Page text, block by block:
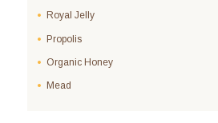
Royal Jelly
Propolis
Organic Honey
Mead